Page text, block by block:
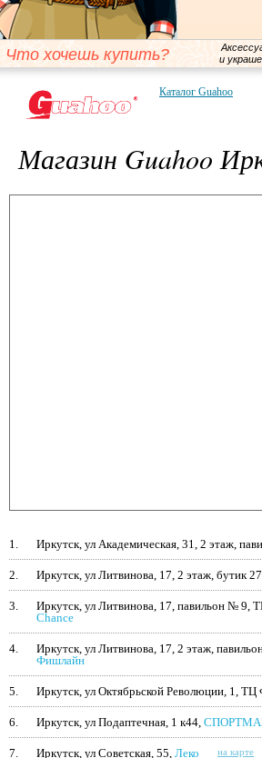
Что хочешь купить?
и
Каталог Guahoo
Магазин Guahoo
1. Иркутск, ул Академическая, 31, 2 этаж,
2. Иркутск, ул Литвинова, 17, 2 этаж, бутик
3. Иркутск, ул Литвинова, 17, павильон № 9,
Chance
4.
Иркутск, ул Литвинова, 17, 2 этаж,
Фишлайн
5. Иркутск, ул Октябрьской Революции, 1,
6. Иркутск, ул Подаптечная, 1 к44,
7. Иркутск, ул Советская, 55, Леко на карте